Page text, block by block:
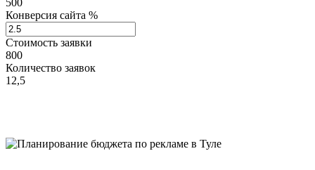
Конверсия сайта %
Стоимость заявки
800
Количество заявок
12,5